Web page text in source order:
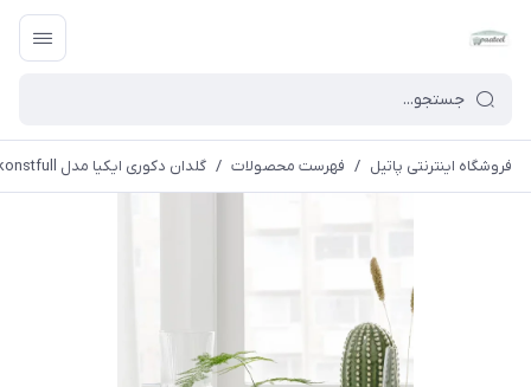
فروشگاه اینترنتی پاتیل / فهرست محصولات / گلدان دکوری ایکیا مدل konstfull